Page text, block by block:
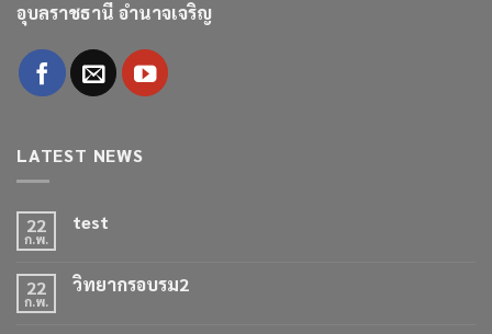
อุบลราชธานี อำนาจเจริญ
LATEST NEWS
22
ก.พ.
test
22
ก.พ.
วิทยากรอบรม2